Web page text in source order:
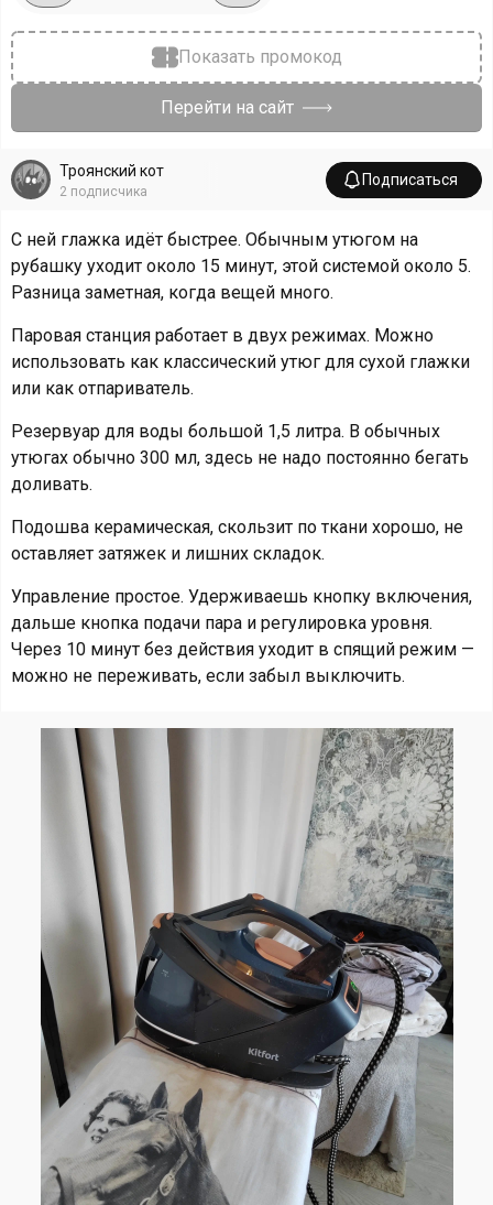
Показать промокод
Перейти на сайт
Троянский кот
2 подписчика
Подписаться
С ней глажка идёт быстрее. Обычным утюгом на
рубашку уходит около 15 минут, этой системой около 5.
Разница заметная, когда вещей много.
Паровая станция работает в двух режимах. Можно
использовать как классический утюг для сухой глажки
или как отпариватель.
Резервуар для воды большой 1,5 литра. В обычных
утюгах обычно 300 мл, здесь не надо постоянно бегать
доливать.
Подошва керамическая, скользит по ткани хорошо, не
оставляет затяжек и лишних складок.
Управление простое. Удерживаешь кнопку включения,
дальше кнопка подачи пара и регулировка уровня.
Через 10 минут без действия уходит в спящий режим —
можно не переживать, если забыл выключить.